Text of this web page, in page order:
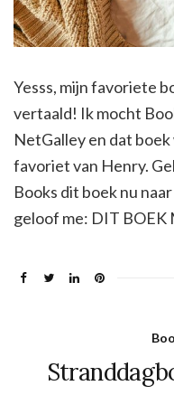
Yesss, mijn favoriete
vertaald! Ik mocht
NetGalley en dat
favoriet van Henry.
Books dit boek nu
geloof me: DIT BOEK